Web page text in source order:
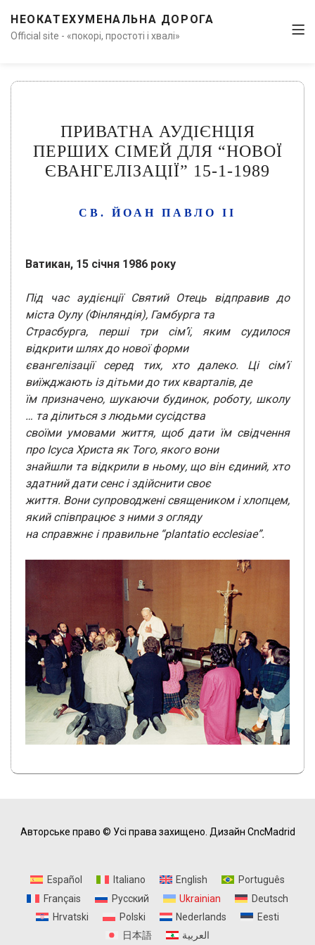
НЕОКАТЕХУМЕНАЛЬНА ДОРОГА
Official site - «покорі, простоті і хвалі»
ПРИВАТНА АУДІЄНЦІЯ
ПЕРШИХ СІМЕЙ ДЛЯ “НОВОЇ
ЄВАНГЕЛІЗАЦІЇ” 15-1-1989
СВ. ЙОАН ПАВЛО ІІ
Ватикан, 15 січня 1986 року
Під час аудієнції Святий Отець відправив до
міста Оулу (Фінляндія), Гамбурга та
Страсбурга, перші три сім’ї, яким судилося
відкрити шлях до нової форми
євангелізації серед тих, хто далеко. Ці сім’ї
виїжджають із дітьми до тих кварталів, де
їм призначено, шукаючи будинок, роботу, школу
… та ділиться з людьми сусідства
своїми умовами життя, щоб дати їм свідчення
про Ісуса Христа як Того, якого вони
знайшли та відкрили в ньому, що він єдиний, хто
здатний дати сенс і здійснити своє
життя. Вони супроводжені священиком і хлопцем,
який співпрацює з ними з огляду
на справжнє і правильне “plantatio ecclesiae”.
Авторське право © Усі права захищено. Дизайн CncMadrid
Español Italiano English
Português
Français
Русский Ukrainian
Deutsch
Hrvatski
Polski Nederlands
Eesti
日本語
العربية